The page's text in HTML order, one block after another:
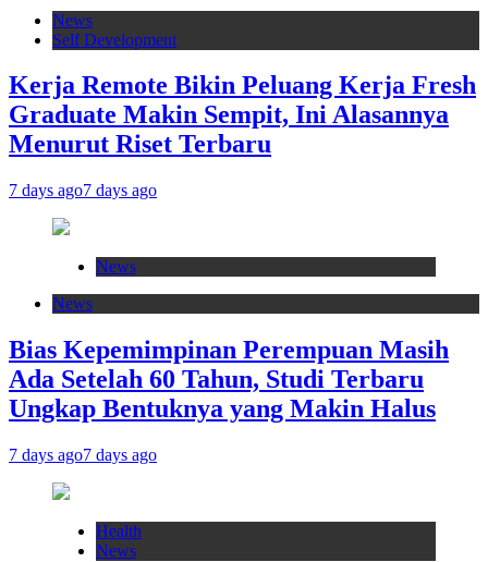
News
Self Development
Kerja Remote Bikin Peluang Kerja Fresh
Graduate Makin Sempit, Ini Alasannya
Menurut Riset Terbaru
7 days ago7 days ago
News
News
Bias Kepemimpinan Perempuan Masih
Ada Setelah 60 Tahun, Studi Terbaru
Ungkap Bentuknya yang Makin Halus
7 days ago7 days ago
Health
News